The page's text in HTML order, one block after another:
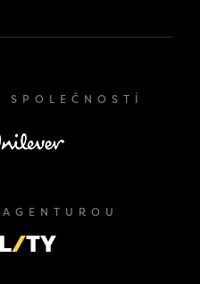
SPOLEČNOSTÍ